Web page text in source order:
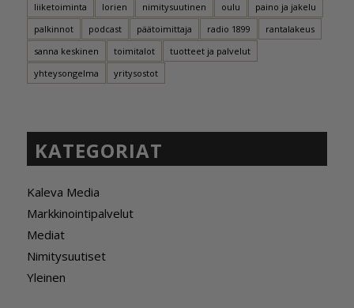
liiketoiminta
lorien nimitysuutinen oulu
paino ja jakelu
palkinnot
podcast päätoimittaja radio 1899
rantalakeus
sanna keskinen
toimitalot
tuotteet ja palvelut
yhteysongelma
yritysostot
KATEGORIAT
Kaleva Media
Markkinointipalvelut
Mediat
Nimitysuutiset
Yleinen